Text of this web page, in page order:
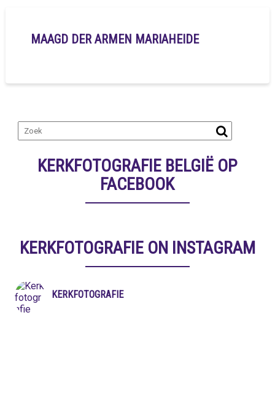
MAAGD DER ARMEN MARIAHEIDE
KERKFOTOGRAFIE BELGIË OP
FACEBOOK
KERKFOTOGRAFIE ON INSTAGRAM
KERKFOTOGRAFIE